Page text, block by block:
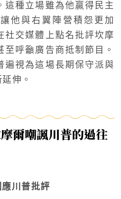
這種立場雖為他贏得民主
他與右翼陣營積怨更加
社交媒體上點名批評坎摩
呼籲廣告商抵制節目。
遍視為這場長期保守派與
伸。
爾嘲諷川普的過往
川普批評